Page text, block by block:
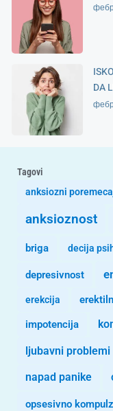
DA
Tagovi
anksiozni
anksioznost
briga decija
depresivnost
erekcija
impotencija
ljubavni problemi
napad panike
opsesivno